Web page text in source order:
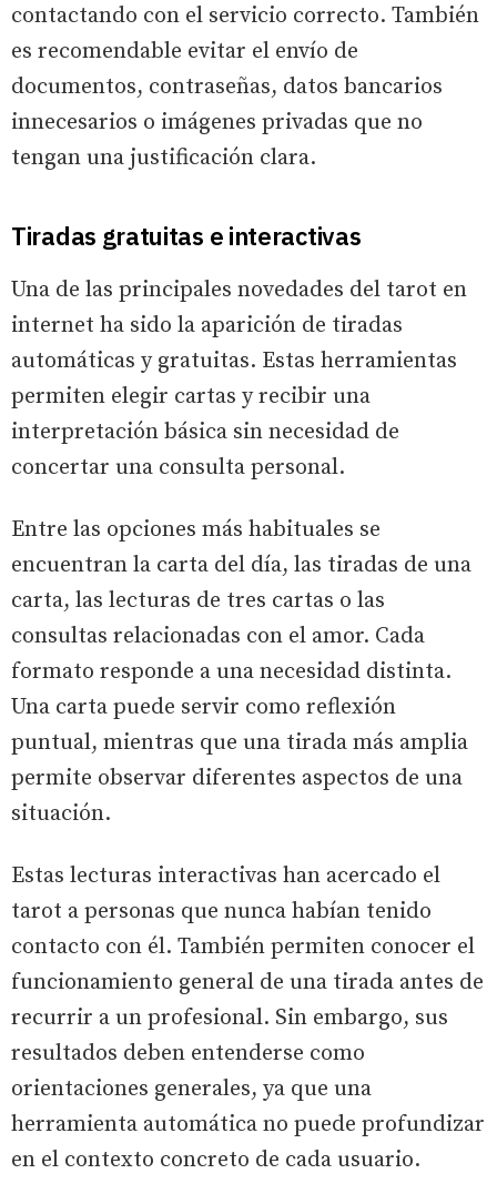
contactando con el servicio correcto. También
es recomendable evitar el envío de
documentos, contraseñas, datos bancarios
innecesarios o imágenes privadas que no
tengan una justificación clara.
Tiradas gratuitas e interactivas
Una de las principales novedades del tarot en
internet ha sido la aparición de tiradas
automáticas y gratuitas. Estas herramientas
permiten elegir cartas y recibir una
interpretación básica sin necesidad de
concertar una consulta personal.
Entre las opciones más habituales se
encuentran la carta del día, las tiradas de una
carta, las lecturas de tres cartas o las
consultas relacionadas con el amor. Cada
formato responde a una necesidad distinta.
Una carta puede servir como reflexión
puntual, mientras que una tirada más amplia
permite observar diferentes aspectos de una
situación.
Estas lecturas interactivas han acercado el
tarot a personas que nunca habían tenido
contacto con él. También permiten conocer el
funcionamiento general de una tirada antes de
recurrir a un profesional. Sin embargo, sus
resultados deben entenderse como
orientaciones generales, ya que una
herramienta automática no puede profundizar
en el contexto concreto de cada usuario.